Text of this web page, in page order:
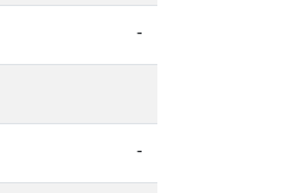
-
-